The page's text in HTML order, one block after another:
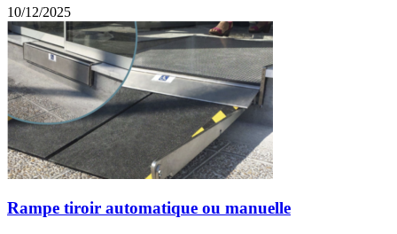
10/12/2025
Rampe tiroir automatique ou manuelle